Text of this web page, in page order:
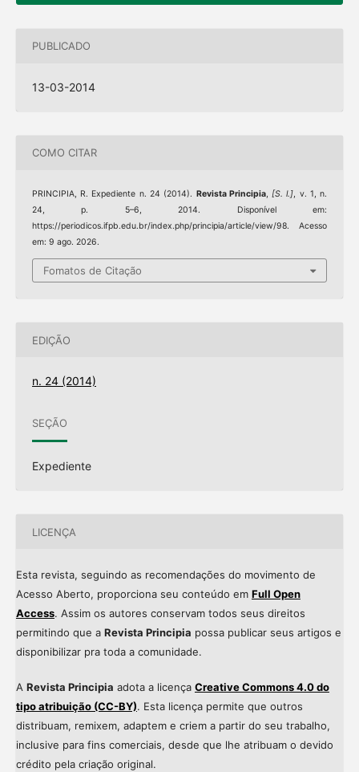
PUBLICADO
13-03-2014
COMO CITAR
PRINCIPIA, R. Expediente n. 24 (2014). Revista Principia,[S. l.], v. 1, n.
24, p. 5–6, 2014. Disponível em:
https://periodicos.ifpb.edu.br/index.php/principia/article/view/98. Acesso
em: 9 ago. 2026.
Fomatos de Citação
EDIÇÃO
n. 24 (2014)
SEÇÃO
Expediente
LICENÇA
Esta revista, seguindo as recomendações do movimento de
Acesso Aberto, proporciona seu conteúdo em Full Open
Access. Assim os autores conservam todos seus direitos
permitindo que a Revista Principia possa publicar seus artigos e
disponibilizar pra toda a comunidade.
A Revista Principia adota a licença Creative Commons 4.0 do
tipo atribuição (CC-BY). Esta licença permite que outros
distribuam, remixem, adaptem e criem a partir do seu trabalho,
inclusive para fins comerciais, desde que lhe atribuam o devido
crédito pela criação original.